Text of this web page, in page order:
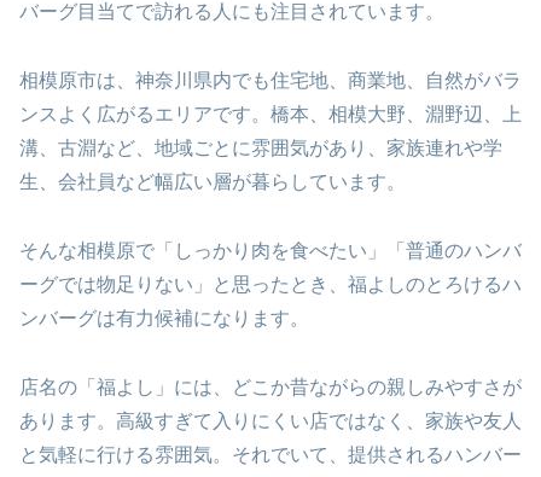
バーグ目当てで訪れる人にも注目されています。
相模原市は、神奈川県内でも住宅地、商業地、自然がバラ
ンスよく広がるエリアです。橋本、相模大野、淵野辺、上
溝、古淵など、地域ごとに雰囲気があり、家族連れや学
生、会社員など幅広い層が暮らしています。
そんな相模原で「しっかり肉を食べたい」「普通のハンバ
ーグでは物足りない」と思ったとき、福よしのとろけるハ
ンバーグは有力候補になります。
店名の「福よし」には、どこか昔ながらの親しみやすさが
あります。高級すぎて入りにくい店ではなく、家族や友人
と気軽に行ける雰囲気。それでいて、提供されるハンバー